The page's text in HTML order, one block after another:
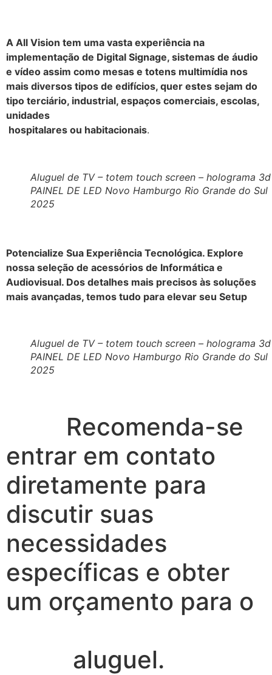
A All Vision tem uma vasta experiência na
implementação de Digital Signage, sistemas de áudio
e vídeo assim como mesas e totens multimídia nos
mais diversos tipos de edifícios, quer estes sejam do
tipo terciário, industrial, espaços comerciais, escolas,
unidades
hospitalares ou habitacionais.
Aluguel de TV – totem touch screen – holograma
PAINEL DE LED Novo Hamburgo Rio Grande do Sul
2025
Potencialize Sua Experiência Tecnológica. Explore
nossa seleção de acessórios de Informática e
Audiovisual. Dos detalhes mais precisos às soluções
mais avançadas, temos tudo para elevar seu Setup
Aluguel de TV – totem touch screen – holograma
PAINEL DE LED Novo Hamburgo Rio Grande do Sul
2025
Recomenda-se
entrar em contato
diretamente para
discutir suas
necessidades
específicas e obter
um orçamento para o
aluguel.